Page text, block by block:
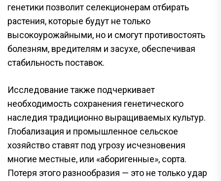
генетики позволит селекционерам отбирать
растения, которые будут не только
высокоурожайными, но и смогут противостоять
болезням, вредителям и засухе, обеспечивая
стабильность поставок.
Исследование также подчеркивает
необходимость сохранения генетического
наследия традиционно выращиваемых культур.
Глобализация и промышленное сельское
хозяйство ставят под угрозу исчезновения
многие местные, или «аборигенные», сорта.
Потеря этого разнообразия — это не только удар